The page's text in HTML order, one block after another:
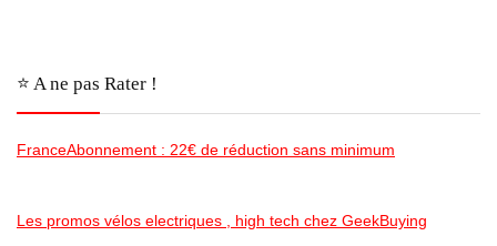
⭐️ A ne pas Rater !
FranceAbonnement : 22€ de réduction sans minimum
Les promos vélos electriques , high tech chez GeekBuying